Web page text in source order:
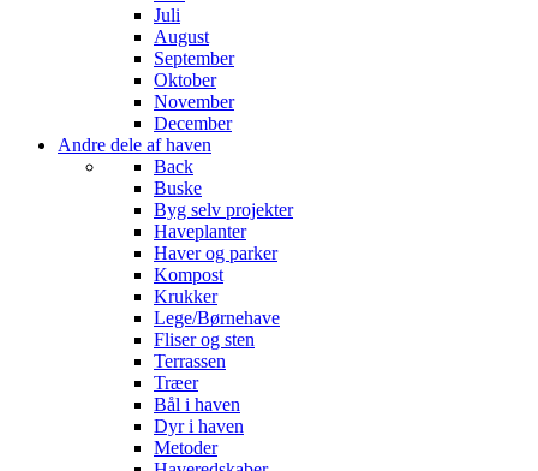
Juli
August
September
Oktober
November
December
Andre dele af haven
Back
Buske
Byg selv projekter
Haveplanter
Haver og parker
Kompost
Krukker
Lege/Børnehave
Fliser og sten
Terrassen
Træer
Bål i haven
Dyr i haven
Metoder